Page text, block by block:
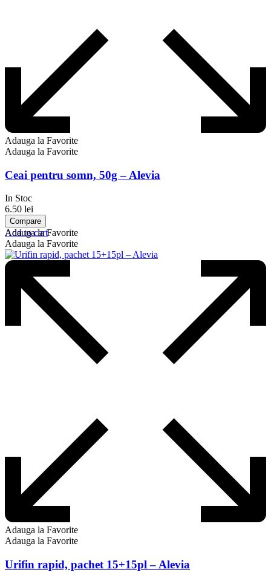
Adauga la Favorite
Adauga la Favorite
Ceai pentru somn, 50g – Alevia
In Stoc
6.50 lei
Add to cart
Compare
Adauga la Favorite
Adauga la Favorite
Adauga la Favorite
Adauga la Favorite
Urifin rapid, pachet 15+15pl – Alevia